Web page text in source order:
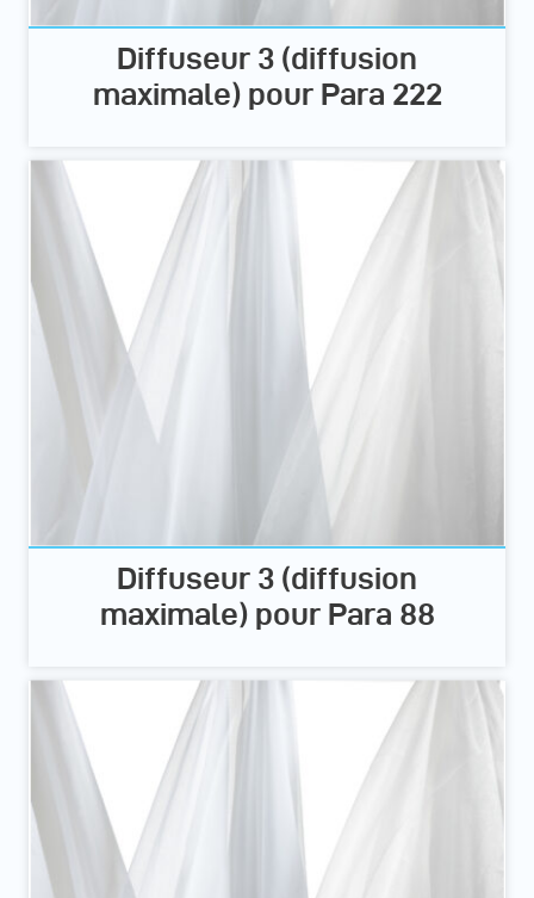
Diffuseur 3 (diffusion
maximale) pour Para 222
Diffuseur 3 (diffusion
maximale) pour Para 88